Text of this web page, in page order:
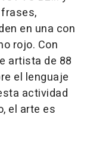
frases,
en una con
rojo. Con
artista de 88
el lenguaje
actividad
el arte es